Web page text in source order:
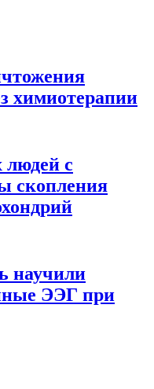
химиотерапии
людей с
скопления
научили
ЭЭГ при